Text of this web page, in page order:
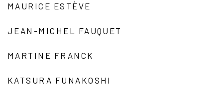
MAURICE ESTÈVE
JEAN-MICHEL FAUQUET
MARTINE FRANCK
KATSURA FUNAKOSHI